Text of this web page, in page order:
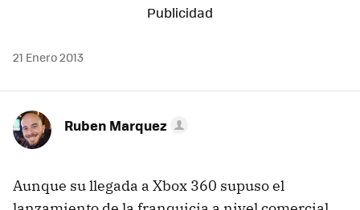
MAIL
21 Enero 2013
Ruben Marquez
Aunque su llegada a Xbox 360 supuso el